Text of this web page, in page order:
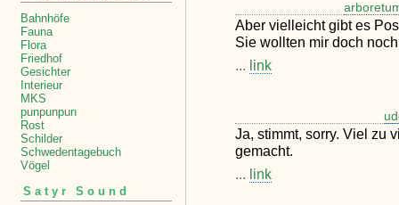
Bahnhöfe
Fauna
Flora
Friedhof
Gesichter
Interieur
MKS
punpunpun
Rost
Schilder
Schwedentagebuch
Vögel
Satyr Sound
Aber vielleicht gibt es
Sie wollten mir doch
... link
Ja, stimmt, sorry. Viel zu
gemacht.
... link